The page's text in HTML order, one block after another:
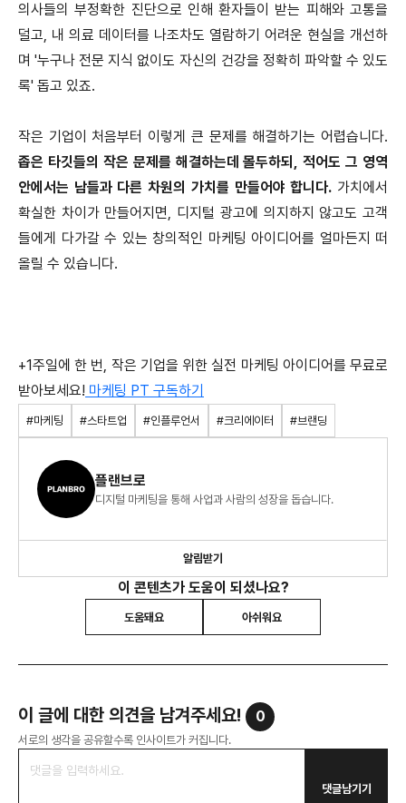
의사들의 부정확한 진단으로 인해 환자들이 받는 피해와 고통을
덜고, 내 의료 데이터를 나조차도 열람하기 어려운 현실을 개선하
며 '누구나 전문 지식 없이도 자신의 건강을 정확히 파악할 수 있도
록' 돕고 있죠.
작은 기업이 처음부터 이렇게 큰 문제를 해결하기는 어렵습니다.
좁은 타깃들의 작은 문제를 해결하는데 몰두하되, 적어도 그 영역
안에서는 남들과 다른 차원의 가치를 만들어야 합니다. 가치에서
확실한 차이가 만들어지면, 디지털 광고에 의지하지 않고도 고객
들에게 다가갈 수 있는 창의적인 마케팅 아이디어를 얼마든지 떠
올릴 수 있습니다.
+1주일에 한 번, 작은 기업을 위한 실전 마케팅 아이디어를 무료로
받아보세요! 마케팅 PT 구독하기
#마케팅 #스타트업 #인플루언서 #크리에이터 #브랜딩
플랜브로
디지털 마케팅을 통해 사업과 사람의 성장을 돕습니다.
알림받기
이 콘텐츠가 도움이 되셨나요?
도움돼요 아쉬워요
이 글에 대한 의견을 남겨주세요! 0
서로의 생각을 공유할수록 인사이트가 커집니다.
댓글남기기